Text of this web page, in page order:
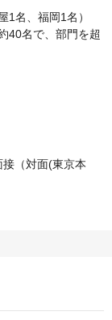
1名、福岡1名）
40名で、部門を超
（対面(東京本